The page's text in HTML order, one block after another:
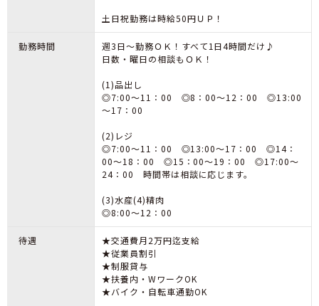
土日祝勤務は時給50円ＵＰ！
勤務時間
週3日～勤務ＯＫ！すべて1日4時間だけ♪
日数・曜日の相談もＯＫ！
(1)品出し
◎7:00～11：00 ◎8：00～12：00 ◎13:00
～17：00
(2)レジ
◎7:00～11：00 ◎13:00～17：00 ◎14：
00～18：00 ◎15：00～19：00 ◎17:00～
24：00 時間帯は相談に応じます。
(3)水産(4)精肉
◎8:00～12：00
待遇
★交通費月2万円迄支給
★従業員割引
★制服貸与
★扶養内・WワークOK
★バイク・自転車通勤OK